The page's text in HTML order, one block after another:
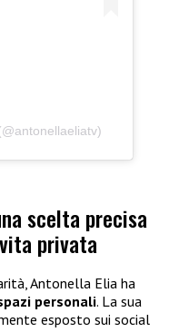
scelta precisa
privata
Antonella Elia ha
personali. La sua
esposto sui social